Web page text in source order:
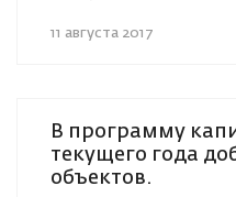
11 августа 2017
В программу
текущего года
объектов.